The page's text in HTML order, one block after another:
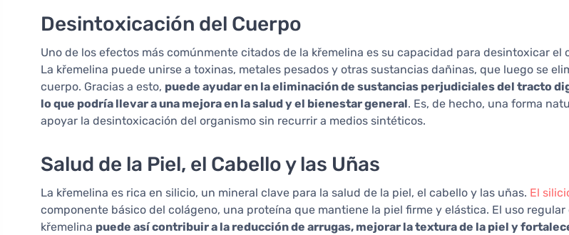
Desintoxicación del Cuerpo
Uno de los efectos más comúnmente citados de la křemelina es su capacidad para desintoxicar el
La křemelina puede unirse a toxinas, metales pesados y otras sustancias dañinas, que luego se
cuerpo. Gracias a esto, puede ayudar en la eliminación de sustancias perjudiciales del tracto
lo que podría llevar a una mejora en la salud y el bienestar general. Es, de hecho, una forma
apoyar la desintoxicación del organismo sin recurrir a medios sintéticos.
Salud de la Piel, el Cabello y las Uñas
La křemelina es rica en silicio, un mineral clave para la salud de la piel, el cabello y las uñas. El
componente básico del colágeno, una proteína que mantiene la piel firme y elástica. El uso regular
křemelina puede así contribuir a la reducción de arrugas, mejorar la textura de la piel y